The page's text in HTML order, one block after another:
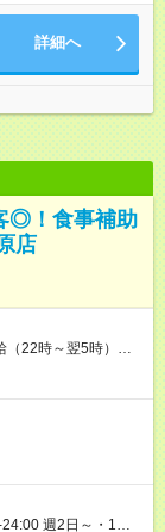
詳細へ
◎！食事補助
店
（22時～翌5時）：
一ヶ月とさせてい
も同時給）
週2日～・1日